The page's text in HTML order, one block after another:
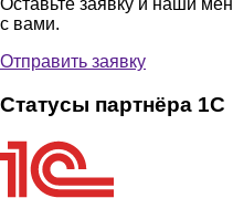
Оставьте заявку и наши
с вами.
Отправить заявку
Статусы партнёра 1С